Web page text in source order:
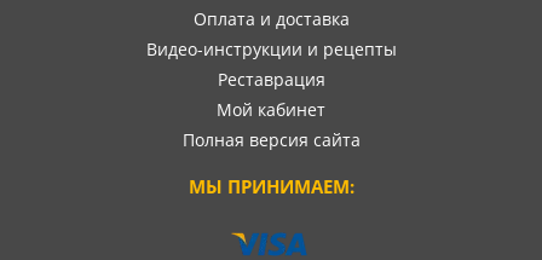
Оплата и доставка
Видео-инструкции и рецепты
Реставрация
Мой кабинет
Полная версия сайта
МЫ ПРИНИМАЕМ: